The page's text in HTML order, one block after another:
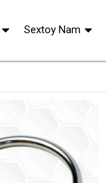
Sextoy Nam